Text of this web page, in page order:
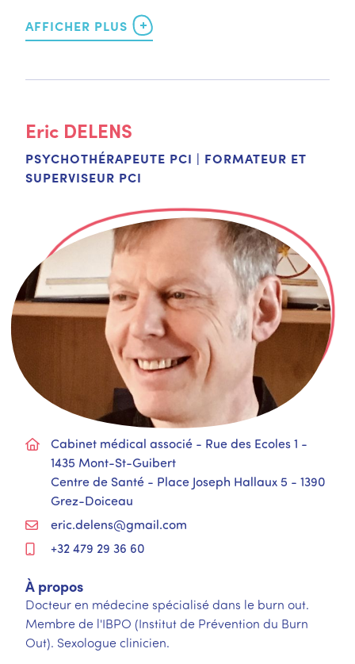
Eric DELENS
PSYCHOTHÉRAPEUTE PCI | FORMATEUR ET
SUPERVISEUR PCI
À propos
Docteur en médecine spécialisé dans le burn out.
Membre de l'IBPO (Institut de Prévention du Burn
Out). Sexologue clinicien.
Cabinet médical associé - Rue des Ecoles 1 -
1435 Mont-St-Guibert
Centre de Santé - Place Joseph Hallaux 5 - 1390
Grez-Doiceau
eric.delens@gmail.com
+32 479 29 36 60